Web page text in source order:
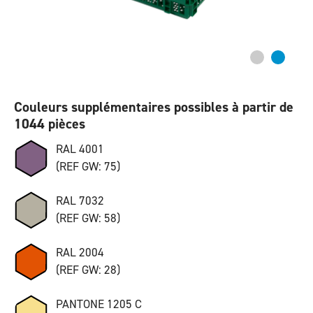
Couleurs supplémentaires possibles à partir de
1044 pièces
RAL 4001
(REF GW: 75)
RAL 7032
(REF GW: 58)
RAL 2004
(REF GW: 28)
PANTONE 1205 C